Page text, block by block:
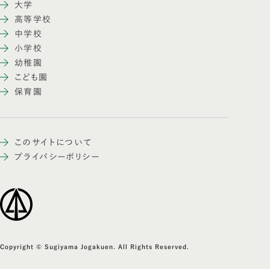
大学
高等学校
中学校
小学校
幼稚園
こども園
保育園
このサイトについて
プライバシーポリシー
Copyright © Sugiyama Jogakuen. All Rights Reserved.